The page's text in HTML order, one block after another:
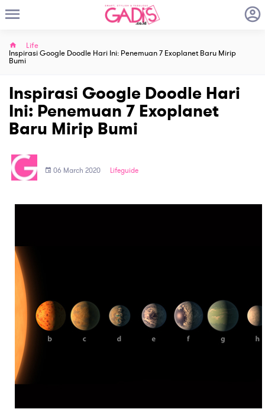
Life
Inspirasi Google Doodle Hari Ini: Penemuan 7 Exoplanet Baru Mirip
Bumi
Inspirasi Google Doodle Hari
Ini: Penemuan 7 Exoplanet
Baru Mirip Bumi
06 March 2020 Lifeguide